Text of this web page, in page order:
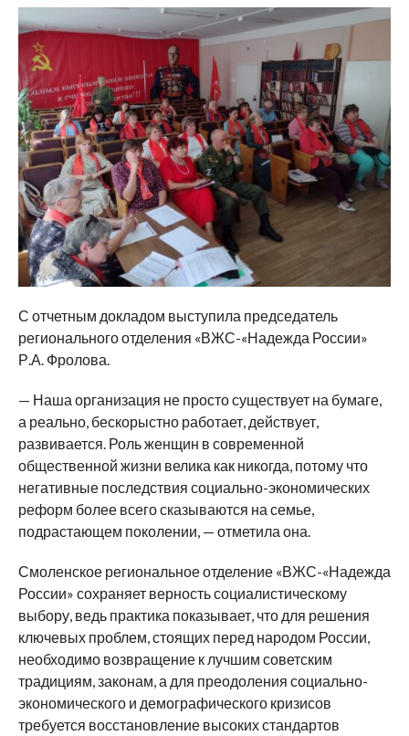
С отчетным докладом выступила председатель
регионального отделения «ВЖС-«Надежда России»
Р.А. Фролова.
— Наша организация не просто существует на бумаге,
а реально, бескорыстно работает, действует,
развивается. Роль женщин в современной
общественной жизни велика как никогда, потому что
негативные последствия социально-экономических
реформ более всего сказываются на семье,
подрастающем поколении, — отметила она.
Смоленское региональное отделение «ВЖС-«Надежда
России» сохраняет верность социалистическому
выбору, ведь практика показывает, что для решения
ключевых проблем, стоящих перед народом России,
необходимо возвращение к лучшим советским
традициям, законам, а для преодоления социально-
экономического и демографического кризисов
требуется восстановление высоких стандартов